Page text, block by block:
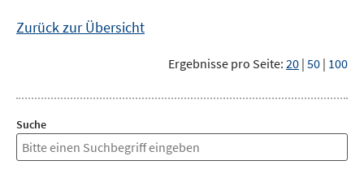
Zurück zur Übersicht
Ergebnisse pro Seite: 20 | 50 | 100
Suche